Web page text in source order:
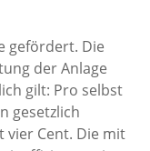
gefördert. Die
der Anlage
gilt: Pro selbst
gesetzlich
vier Cent. Die mit